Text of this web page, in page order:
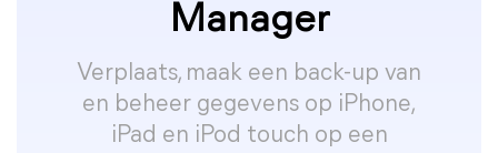
Manager
Verplaats, maak een back-up van
en beheer gegevens op iPhone,
iPad en iPod touch op een